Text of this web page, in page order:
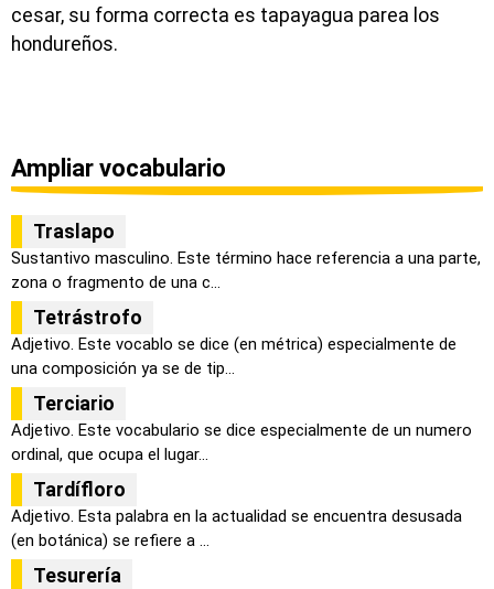
cesar, su forma correcta es tapayagua parea los
hondureños.
Ampliar vocabulario
Traslapo
Sustantivo masculino. Este término hace referencia a una parte,
zona o fragmento de una c...
Tetrástrofo
Adjetivo. Este vocablo se dice (en métrica) especialmente de
una composición ya se de tip...
Terciario
Adjetivo. Este vocabulario se dice especialmente de un numero
ordinal, que ocupa el lugar...
Tardífloro
Adjetivo. Esta palabra en la actualidad se encuentra desusada
(en botánica) se refiere a ...
Tesurería